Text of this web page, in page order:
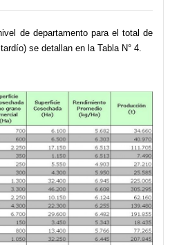
de departamento para el total de
se detallan en la Tabla N° 4.